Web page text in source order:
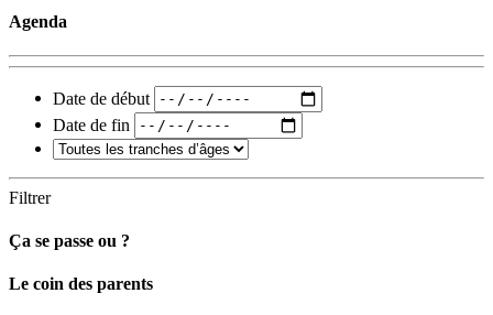
Agenda
Date de début
Date de fin
Filtrer
Ça se passe ou ?
Carto
Le coin des parents